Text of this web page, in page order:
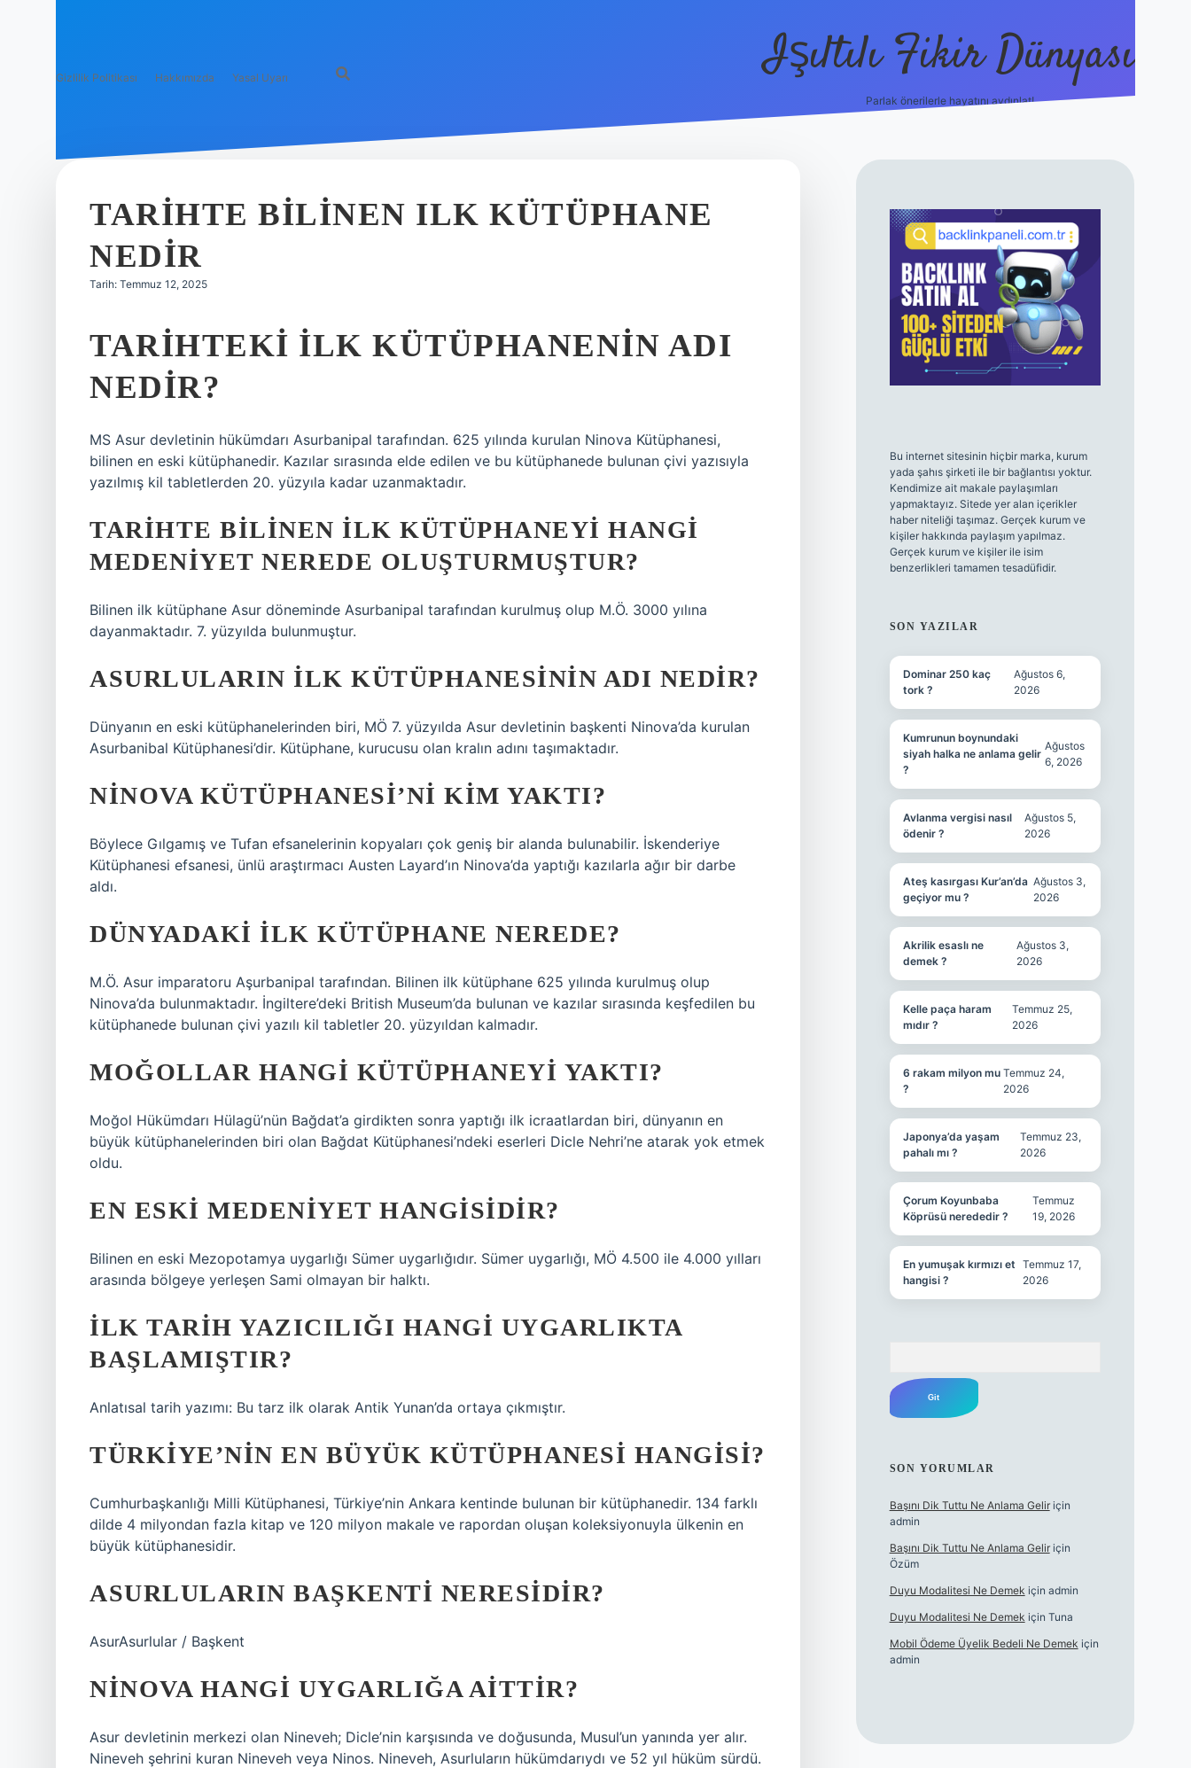
Gizlilik Politikası Hakkımızda Yasal Uyarı Işıltılı Fikir Dünyası
Parlak önerilerle hayatını aydınlat!
TARIHTE BILINEN ILK KÜTÜPHANE
NEDIR
Tarih: Temmuz 12, 2025
TARIHTEKI ILK KÜTÜPHANENIN ADI
NEDIR?
MS Asur devletinin hükümdarı Asurbanipal tarafından. 625 yılında kurulan Ninova Kütüphanesi,
bilinen en eski kütüphanedir. Kazılar sırasında elde edilen ve bu kütüphanede bulunan çivi yazısıyla
yazılmış kil tabletlerden 20. yüzyıla kadar uzanmaktadır.
TARIHTE BILINEN ILK KÜTÜPHANEYI HANGI
MEDENIYET NEREDE OLUŞTURMUŞTUR?
Bilinen ilk kütüphane Asur döneminde Asurbanipal tarafından kurulmuş olup M.Ö. 3000 yılına
dayanmaktadır. 7. yüzyılda bulunmuştur.
ASURLULARIN ILK KÜTÜPHANESININ ADI NEDIR?
Dünyanın en eski kütüphanelerinden biri, MÖ 7. yüzyılda Asur devletinin başkenti Ninova’da kurulan
Asurbanibal Kütüphanesi’dir. Kütüphane, kurucusu olan kralın adını taşımaktadır.
NINOVA KÜTÜPHANESI’NI KIM YAKTI?
Böylece Gılgamış ve Tufan efsanelerinin kopyaları çok geniş bir alanda bulunabilir. İskenderiye
Kütüphanesi efsanesi, ünlü araştırmacı Austen Layard’ın Ninova’da yaptığı kazılarla ağır bir darbe
aldı.
DÜNYADAKI ILK KÜTÜPHANE NEREDE?
M.Ö. Asur imparatoru Aşurbanipal tarafından. Bilinen ilk kütüphane 625 yılında kurulmuş olup
Ninova’da bulunmaktadır. İngiltere’deki British Museum’da bulunan ve kazılar sırasında keşfedilen bu
kütüphanede bulunan çivi yazılı kil tabletler 20. yüzyıldan kalmadır.
MOĞOLLAR HANGI KÜTÜPHANEYI YAKTI?
Moğol Hükümdarı Hülagü’nün Bağdat’a girdikten sonra yaptığı ilk icraatlardan biri, dünyanın en
büyük kütüphanelerinden biri olan Bağdat Kütüphanesi’ndeki eserleri Dicle Nehri’ne atarak yok etmek
oldu.
EN ESKI MEDENIYET HANGISIDIR?
Bilinen en eski Mezopotamya uygarlığı Sümer uygarlığıdır. Sümer uygarlığı, MÖ 4.500 ile 4.000 yılları
arasında bölgeye yerleşen Sami olmayan bir halktı.
İLK TARIH YAZICILIĞI HANGI UYGARLIKTA
BAŞLAMIŞTIR?
Anlatısal tarih yazımı: Bu tarz ilk olarak Antik Yunan’da ortaya çıkmıştır.
TÜRKIYE’NIN EN BÜYÜK KÜTÜPHANESI HANGISI?
Cumhurbaşkanlığı Milli Kütüphanesi, Türkiye’nin Ankara kentinde bulunan bir kütüphanedir. 134 farklı
dilde 4 milyondan fazla kitap ve 120 milyon makale ve rapordan oluşan koleksiyonuyla ülkenin en
büyük kütüphanesidir.
ASURLULARIN BAŞKENTI NERESIDIR?
AsurAsurlular / Başkent
NINOVA HANGI UYGARLIĞA AITTIR?
Asur devletinin merkezi olan Nineveh; Dicle’nin karşısında ve doğusunda, Musul’un yanında yer alır.
Nineveh şehrini kuran Nineveh veya Ninos. Nineveh, Asurluların hükümdarıydı ve 52 yıl hüküm sürdü.
SIDEBAR
Bu internet sitesinin hiçbir marka, kurum
yada şahıs şirketi ile bir bağlantısı yoktur.
Kendimize ait makale paylaşımları
yapmaktayız. Sitede yer alan içerikler
haber niteliği taşımaz. Gerçek kurum ve
kişiler hakkında paylaşım yapılmaz.
Gerçek kurum ve kişiler ile isim
benzerlikleri tamamen tesadüfidir.
SON YAZILAR
Dominar 250 kaç
tork ?
Ağustos 6,
2026
Kumrunun boynundaki
siyah halka ne anlama gelir
?
Ağustos
6, 2026
Avlanma vergisi nasıl
ödenir ?
Ağustos 5,
2026
Ateş kasırgası Kur’an’da
geçiyor mu ?
Ağustos 3,
2026
Akrilik esaslı ne
demek ?
Ağustos 3,
2026
Kelle paça haram
mıdır ?
Temmuz 25,
2026
6 rakam milyon mu
?
Temmuz 24,
2026
Japonya’da yaşam
pahalı mı ?
Temmuz 23,
2026
Çorum Koyunbaba
Köprüsü nerededir ?
Temmuz
19, 2026
En yumuşak kırmızı et
hangisi ?
Temmuz 17,
2026
SON YORUMLAR
Başını Dik Tuttu Ne Anlama Geliriçin
admin
Başını Dik Tuttu Ne Anlama Geliriçin
Özüm
Duyu Modalitesi Ne Demek için admin
Duyu Modalitesi Ne Demek için Tuna
Mobil Ödeme Üyelik Bedeli Ne Demek için
admin
ilbet canlı maç izle